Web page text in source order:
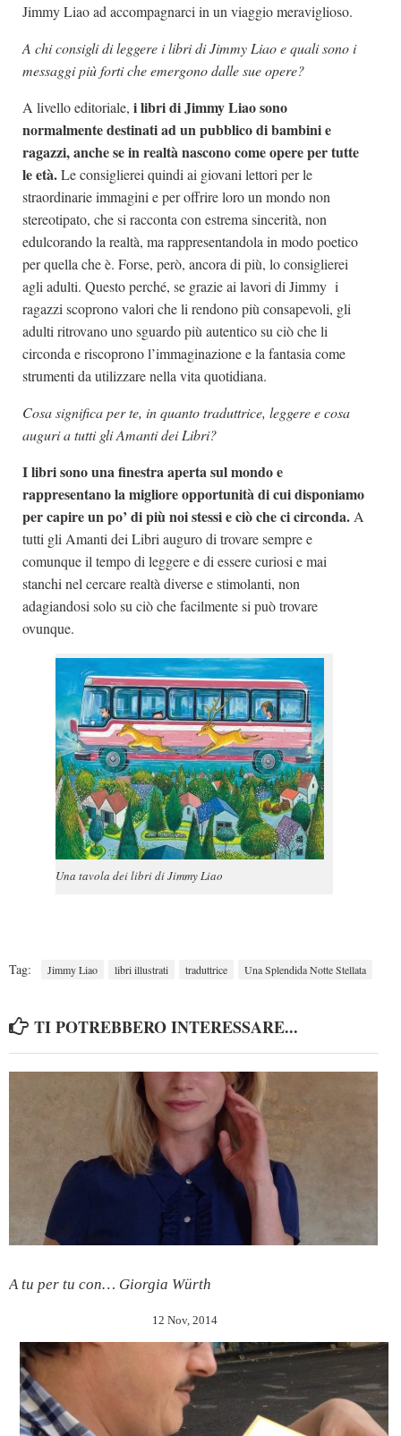
Jimmy Liao ad accompagnarci in un viaggio meraviglioso.
A chi consigli di leggere i libri di Jimmy Liao e quali sono i
messaggi più forti che emergono dalle sue opere?
A livello editoriale, i libri di Jimmy Liao sono
normalmente destinati ad un pubblico di bambini e
ragazzi, anche se in realtà nascono come opere per tutte
le età.Le consiglierei quindi ai giovani lettori per le
straordinarie immagini e per offrire loro un mondo non
stereotipato, che si racconta con estrema sincerità, non
edulcorando la realtà, ma rappresentandola in modo poetico
per quella che è. Forse, però, ancora di più, lo consiglierei
agli adulti. Questo perché, se grazie ai lavori di Jimmy i
ragazzi scoprono valori che li rendono più consapevoli, gli
adulti ritrovano uno sguardo più autentico su ciò che li
circonda e riscoprono l’immaginazione e la fantasia come
strumenti da utilizzare nella vita quotidiana.
Cosa significa per te, in quanto traduttrice, leggere e cosa
auguri a tutti gli Amanti dei Libri?
I libri sono una finestra aperta sul mondo e
rappresentano la migliore opportunità di cui disponiamo
per capire un po’ di più noi stessi e ciò che ci circonda. A
tutti gli Amanti dei Libri auguro di trovare sempre e
comunque il tempo di leggere e di essere curiosi e mai
stanchi nel cercare realtà diverse e stimolanti, non
adagiandosi solo su ciò che facilmente si può trovare
ovunque.
Una tavola dei libri di Jimmy Liao
Tag: Jimmy Liao libri illustrati traduttrice Una Splendida Notte Stellata
TI POTREBBERO INTERESSARE...
A tu per tu con… Giorgia Würth
12 Nov, 2014